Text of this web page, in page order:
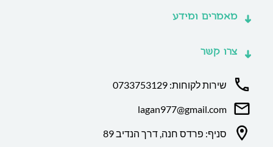
מאמרים ומידע
צרו קשר
שירות לקוחות: 0733753129
lagan977@gmail.com
סניף: פרדס חנה, דרך הנדיב 89